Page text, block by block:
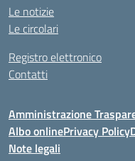
Le notizie
Le circolari
Registro elettronico
Contatti
Amministrazione
Albo onlinePrivacy Policy
Note legali